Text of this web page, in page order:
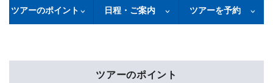
ツアーのポイント 日程・ご案内 ツアーを予約
ツアーのポイント